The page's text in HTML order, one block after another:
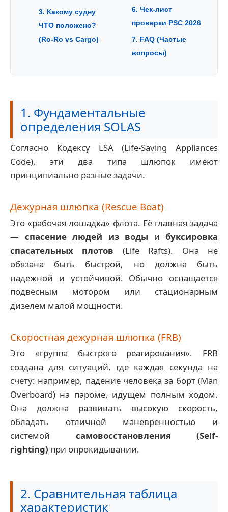
3. Какому судну
ЧТО положено?
(Ro-Ro vs Cargo)
6. Чек-лист
проверки PSC 2026
7. FAQ (Частые
вопросы)
1. Фундаментальные
определения SOLAS
Согласно Кодексу LSA (Life-Saving Appliances
Code), эти два типа шлюпок имеют
принципиально разные задачи.
Дежурная шлюпка (Rescue Boat)
Это «рабочая лошадка» флота. Её главная задача
— спасение людей из воды и буксировка
спасательных плотов (Life Rafts). Она не
обязана быть быстрой, но должна быть
надежной и устойчивой. Обычно оснащается
подвесным мотором или стационарным
дизелем малой мощности.
Скоростная дежурная шлюпка (FRB)
Это «группа быстрого реагирования». FRB
создана для ситуаций, где каждая секунда на
счету: например, падение человека за борт (Man
Overboard) на пароме, идущем полным ходом.
Она должна развивать высокую скорость,
обладать отличной маневренностью и
системой самовосстановления (Self-
righting) при опрокидывании.
2. Сравнительная таблица
характеристик